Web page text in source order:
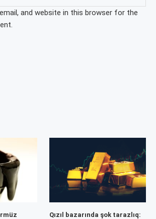
and website in this browser for the
Qızıl bazarında şok tarazlıq: